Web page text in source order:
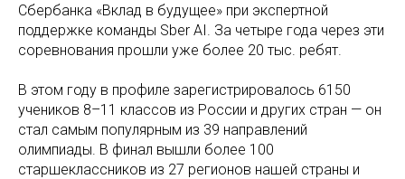
Сбербанка «Вклад в будущее» при экспертной
поддержке команды Sber AI. За четыре года через эти
соревнования прошли уже более 20 тыс. ребят.
В этом году в профиле зарегистрировалось 6150
учеников 8–11 классов из России и других стран — он
стал самым популярным из 39 направлений
олимпиады. В финал вышли более 100
старшеклассников из 27 регионов нашей страны и